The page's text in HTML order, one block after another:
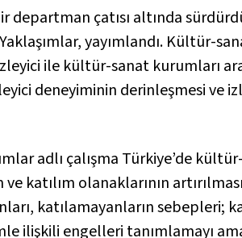
departman çatısı altında
yayımlandı. Kültür-
ile kültür-sanat kurumları
deneyiminin derinleşmesi ve
adlı çalışma Türkiye’de
katılım olanaklarının
katılamayanların sebepleri;
ilişkili engelleri tanımlamayı